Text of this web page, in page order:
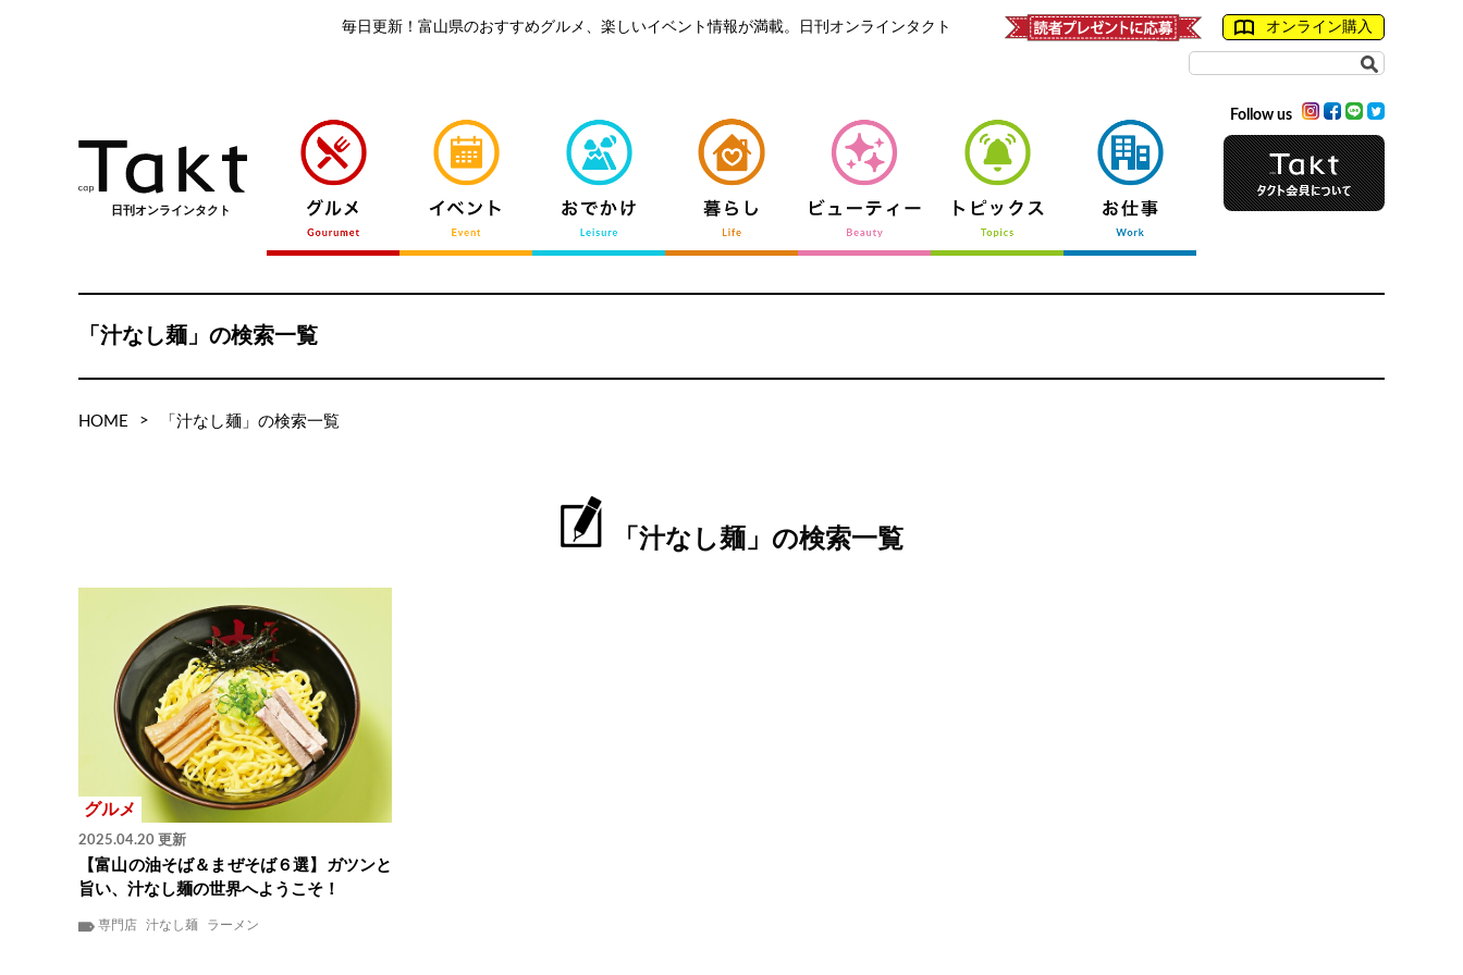
毎日更新！富山県のおすすめグルメ、楽しいイベント情報が満載。日刊オンラインタクト オンライン購入
日刊オンラインタクト
Follow us
「汁なし麺」の検索一覧
HOME > 「汁なし麺」の検索一覧
「汁なし麺」の検索一覧
グルメ
2025.04.20 更新
【富山の油そば＆まぜそば６選】ガツンと
旨い、汁なし麺の世界へようこそ！
専門店 汁なし麺 ラーメン